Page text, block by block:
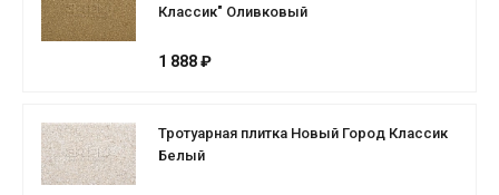
Классик" Оливковый
1 888 ₽
Тротуарная плитка Новый Город Классик
Белый